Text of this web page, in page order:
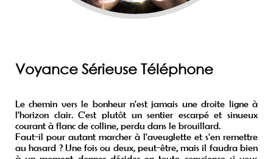
Voyance Sérieuse Téléphone
Le chemin vers le bonheur n'est jamais une droite ligne à
l'horizon clair. C'est plutôt un sentier escarpé et sinueux
courant à flanc de colline, perdu dans le brouillard.
Faut-il pour autant marcher à l'aveuglette et s'en remettre
au hasard ? Une fois ou deux, peut-être, mais il faudra bien